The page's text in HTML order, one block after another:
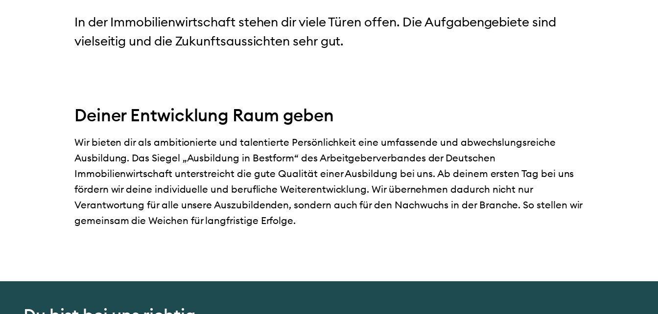
In der Immobilienwirtschaft stehen dir viele Türen offen. Die Aufgabengebiete sind
vielseitig und die Zukunftsaussichten sehr gut.
Deiner Entwicklung Raum geben
Wir bieten dir als ambitionierte und talentierte Persönlichkeit eine umfassende und abwechslungsreiche
Ausbildung. Das Siegel „Ausbildung in Bestform“ des Arbeitgeberverbandes der Deutschen
Immobilienwirtschaft unterstreicht die gute Qualität einer Ausbildung bei uns. Ab deinem ersten Tag bei uns
fördern wir deine individuelle und berufliche Weiterentwicklung. Wir übernehmen dadurch nicht nur
Verantwortung für alle unsere Auszubildenden, sondern auch für den Nachwuchs in der Branche. So stellen wir
gemeinsam die Weichen für langfristige Erfolge.